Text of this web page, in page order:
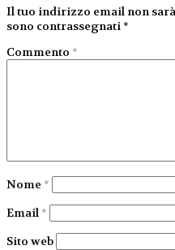
Il tuo indirizzo email non
sono contrassegnati*
Commento *
Nome *
Email *
Sito web